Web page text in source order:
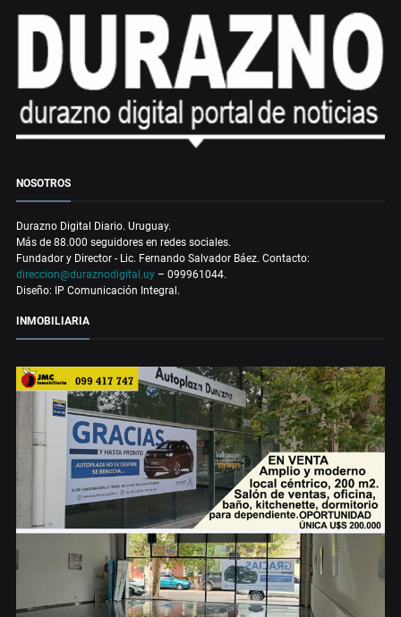
NOSOTROS
Durazno Digital Diario. Uruguay.
Más de 88.000 seguidores en redes sociales.
Fundador y Director - Lic. Fernando Salvador Báez. Contacto:
direccion@duraznodigital.uy – 099961044.
Diseño: IP Comunicación Integral.
INMOBILIARIA